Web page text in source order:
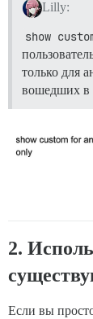
Lilly:
show
только для
вошедших в
2.
Если вы